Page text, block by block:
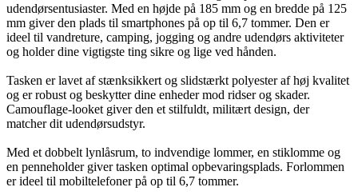
udendørsentusiaster. Med en højde på 185 mm og en bredde på 125
mm giver den plads til smartphones på op til 6,7 tommer. Den er
ideel til vandreture, camping, jogging og andre udendørs aktiviteter
og holder dine vigtigste ting sikre og lige ved hånden.
Tasken er lavet af stænksikkert og slidstærkt polyester af høj kvalitet
og er robust og beskytter dine enheder mod ridser og skader.
Camouflage-looket giver den et stilfuldt, militært design, der
matcher dit udendørsudstyr.
Med et dobbelt lynlåsrum, to indvendige lommer, en stiklomme og
en penneholder giver tasken optimal opbevaringsplads. Forlommen
er ideel til mobiltelefoner på op til 6,7 tommer.